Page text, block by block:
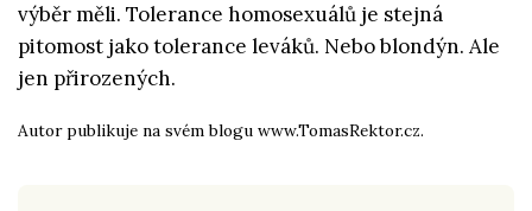
výběr měli. Tolerance homosexuálů je stejná
pitomost jako tolerance leváků. Nebo blondýn. Ale
jen přirozených.
Autor publikuje na svém blogu www.TomasRektor.cz.